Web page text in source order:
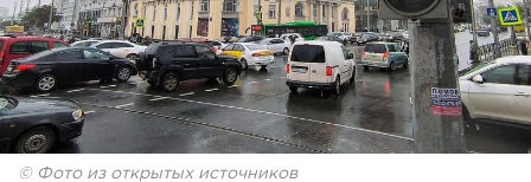
© Фото из открытых источников